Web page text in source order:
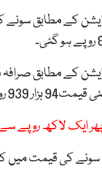
ہو گئی ہے۔
ایک لاکھ روپے
کی قیمت میں